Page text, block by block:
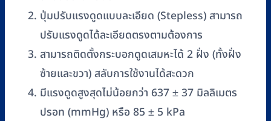
ปุ่มปรับแรงดูดแบบละเอียด (Stepless) สามารถ
ปรับแรงดูดได้ละเอียดตรงตามต้องการ
สามารถติดตั้งกระบอกดูดเสมหะได้ 2 ฝั่ง (ทั้งฝั่ง
ซ้ายและขวา) สลับการใช้งานได้สะดวก
มีแรงดูดสูงสุดไม่น้อยกว่า 637 ± 37 มิลลิเมตร
ปรอท (mmHg) หรือ 85 ± 5 kPa